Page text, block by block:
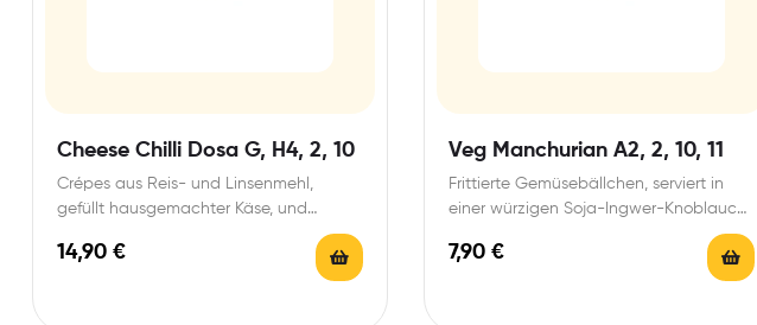
Cheese Chilli Dosa G, H4, 2, 10
Crépes aus Reis- und Linsenmehl,
gefüllt hausgemachter Käse, und
Curryblättern, fein gewürzt, serviert mit
Samber,…
14,90 €
Veg Manchurian A2, 2, 10, 11
Frittierte Gemüsebällchen, serviert in
einer würzigen Soja-Ingwer-Knoblauch-
7,90 €